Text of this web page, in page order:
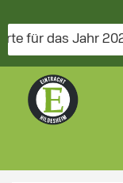
das Jahr 2026